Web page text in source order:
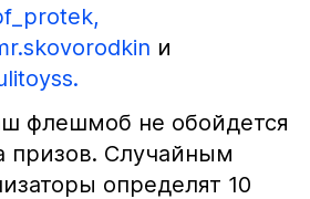
и
флешмоб не обойдется
призов. Случайным
определят 10